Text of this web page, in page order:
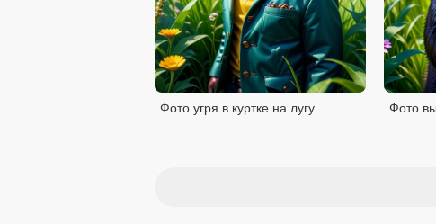
Фото угря в куртке на лугу Фото